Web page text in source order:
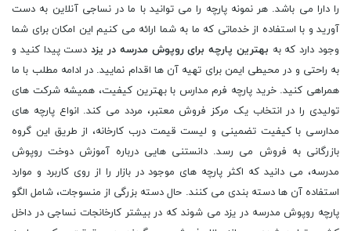
را دارا می باشد. هر نمونه پارچه را می توانید با ما در نساجی آنلاین به دست
آورید و با استفاده از خدماتی که ما به شما ارائه می کنیم این امکان برای شما
وجود دارد که به بهترین پارچه برای روپوش مدرسه در یزد دست پیدا کنید و
به راحتی و در محیطی ایمن برای تهیه آن ها اقدام نمایید. در ادامه مطلب با ما
همراهی کنید. خرید پارچه فرم مدارس با بهترین کیفیت، همیشه شرکت های
تولیدی را در انتخاب یک مرکز فروش معتبر، مردد می کند. انواع پارچه های
مدارسی با کیفیت تضمینی و لیست قیمت درب کارخانه، از طریق این گروه
بازرگانی به فروش می رسد. دانستنی هایی درباره آموزش دوخت روپوش
مدرسه، می دانید که اکثر پارچه های موجود در بازار را از روی کاربرد و موارد
استفاده آن ها دسته بندی می کنند. حال دسته بزرگی از منسوجات، شامل الگو
پارچه روپوش مدرسه در یزد می شوند که در بیشتر کارخانجات نساجی در داخل